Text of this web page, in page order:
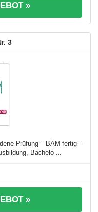
»
3
Prüfung – BÄM fertig –
Bachelo ...
»